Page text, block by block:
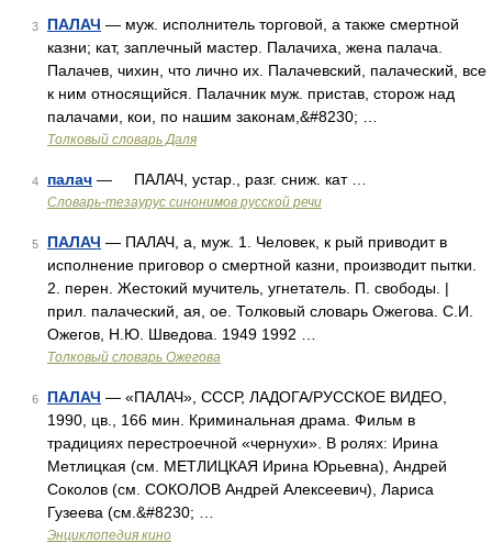
3 ПАЛАЧ — муж. исполнитель торговой, а также смертной
казни; кат, заплечный мастер. Палачиха, жена палача.
Палачев, чихин, что лично их. Палачевский, палаческий, все
к ним относящийся. Палачник муж. пристав, сторож над
палачами, кои, по нашим законам,&#8230; …
Толковый словарь Даля
4 палач — ПАЛАЧ, устар., разг. сниж. кат …
Словарь-тезаурус синонимов русской речи
5 ПАЛАЧ — ПАЛАЧ, а, муж. 1. Человек, к рый приводит в
исполнение приговор о смертной казни, производит пытки.
2. перен. Жестокий мучитель, угнетатель. П. свободы. |
прил. палаческий, ая, ое. Толковый словарь Ожегова. С.И.
Ожегов, Н.Ю. Шведова. 1949 1992 …
Толковый словарь Ожегова
6 ПАЛАЧ — «ПАЛАЧ», СССР, ЛАДОГА/РУССКОЕ ВИДЕО,
1990, цв., 166 мин. Криминальная драма. Фильм в
традициях перестроечной «чернухи». В ролях: Ирина
Метлицкая (см. МЕТЛИЦКАЯ Ирина Юрьевна), Андрей
Соколов (см. СОКОЛОВ Андрей Алексеевич), Лариса
Гузеева (см.&#8230; …
Энциклопедия кино